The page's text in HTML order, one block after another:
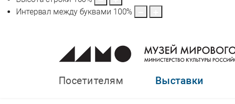
Интервал между буквами 100%
Посетителям Выставки